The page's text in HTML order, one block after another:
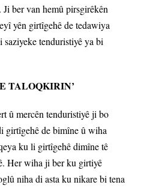
ber van hemû pirsgirêkên
yên girtîgehê de tedawiya
tenduristiyê ya bi
TALOQKIRIN’
û mercên tenduristiyê ji bo
girtîgehê de bimîne û wiha
ku li girtîgehê dimîne tê
Her wiha ji ber ku girtiyê
niha di asta ku nikare bi tena